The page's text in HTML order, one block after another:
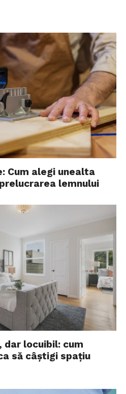
Cum alegi unealta
lemnului
locuibil: cum
să câștigi spațiu